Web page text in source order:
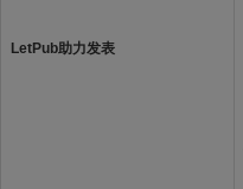
LetPub助力发表